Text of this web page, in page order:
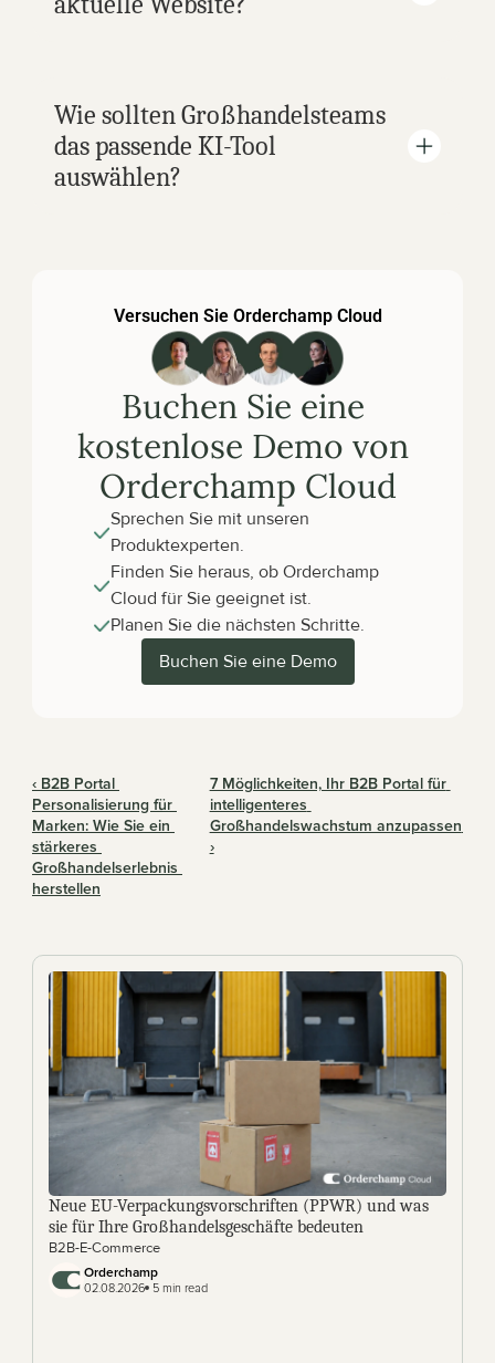
Wie sollten Großhandelsteams
das passende KI-Tool
auswählen?
Versuchen Sie Orderchamp Cloud
Buchen Sie eine
kostenlose Demo von
Orderchamp Cloud
Sprechen Sie mit unseren
Produktexperten.
Finden Sie heraus, ob Orderchamp
Cloud für Sie geeignet ist.
Planen Sie die nächsten Schritte.
Buchen Sie eine Demo
‹ B2B Portal
Personalisierung für
Marken: Wie Sie ein
stärkeres
Großhandelserlebnis
herstellen
7 Möglichkeiten, Ihr B2B Portal für
intelligenteres
Großhandelswachstum anzupassen
›
Neue EU-Verpackungsvorschriften (PPWR) und was
sie für Ihre Großhandelsgeschäfte bedeuten
B2B-E-Commerce
Orderchamp
02.08.2026 5 min read